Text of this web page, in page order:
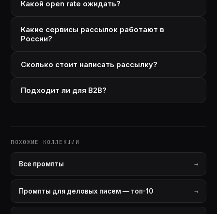
Какой open rate ожидать?
Какие сервисы рассылок работают в
России?
Сколько стоит написать рассылку?
Подходит ли для B2B?
ПОХОЖИЕ КОЛЛЕКЦИИ
Все промпты
Промпты для деловых писем — топ-10